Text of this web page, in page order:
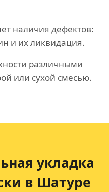
наличия дефектов:
и их ликвидация.
различными
или сухой смесью.
укладка
в Шатуре